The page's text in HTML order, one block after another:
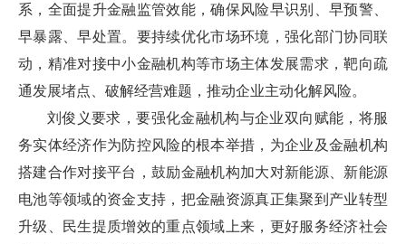
系，全面提升金融监管效能，确保风险早识别、早预警、
早暴露、早处置。要持续优化市场环境，强化部门协同联
动，精准对接中小金融机构等市场主体发展需求，靶向疏
通发展堵点、破解经营难题，推动企业主动化解风险。
刘俊义要求，要强化金融机构与企业双向赋能，将服
务实体经济作为防控风险的根本举措，为企业及金融机构
搭建合作对接平台，鼓励金融机构加大对新能源、新能源
电池等领域的资金支持，把金融资源真正集聚到产业转型
升级、民生提质增效的重点领域上来，更好服务经济社会